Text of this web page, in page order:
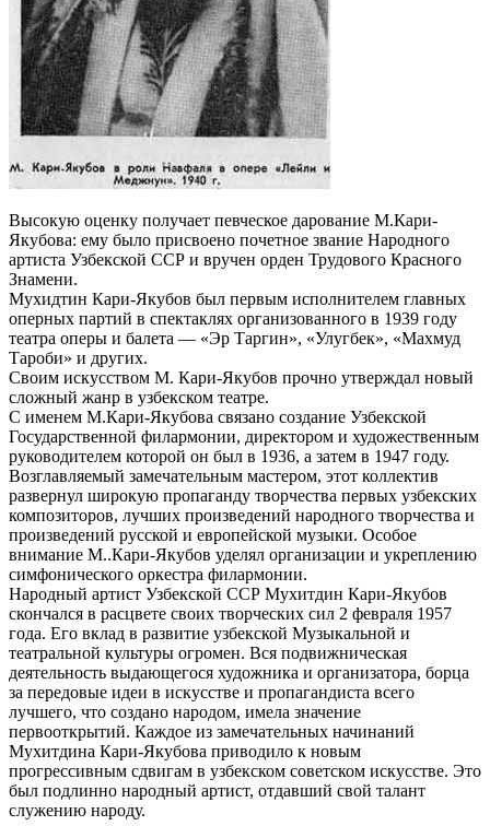
Высокую оценку получает певческое дарование М.Кари-
Якубова: ему было присвоено почетное звание Народного
артиста Узбекской ССР и вручен орден Трудового Красного
Знамени.
Мухидтин Кари-Якубов был первым исполнителем главных
оперных партий в спектаклях организованного в 1939 году
театра оперы и балета — «Эр Таргин», «Улугбек», «Махмуд
Тароби» и других.
Своим искусством М. Кари-Якубов прочно утверждал новый
сложный жанр в узбекском театре.
С именем М.Кари-Якубова связано создание Узбек­ской
Государственной филармонии, директором и худо­жественным
руководителем которой он был в 1936, а за­тем в 1947 году.
Возглавляемый замечательным масте­ром, этот коллектив
развернул широкую пропаганду творчества первых узбекских
композиторов, лучших произведений народного творчества и
произведений рус­ской и европейской музыки. Особое
внимание М..Кари-Якубов уделял организации и укреплению
симфониче­ского оркестра филармонии.
Народный артист Узбекской ССР Мухитдин Кари-Якубов
скончался в расцвете своих творческих сил 2 февраля 1957
года. Его вклад в развитие узбекской Музыкальной и
театральной культуры огромен. Вся подвижническая
деятельность выдающегося художника и организатора, борца
за передовые идеи в искусстве и пропагандиста всего
лучшего, что создано народом, имела значение
первооткрытий. Каждое из замечательных начинаний
Мухитдина Кари-Якубова приводило к новым
прогрессивным сдвигам в узбекском советском искусстве. Это
был под­линно народный артист, отдавший свой талант
служению народу.